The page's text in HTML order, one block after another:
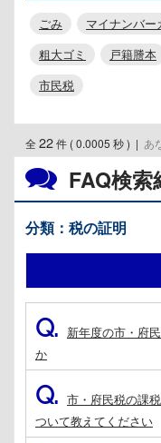
ごみ マイナンバー
粗大ゴミ
戸籍謄本
市民税
FAQ検索
分類：税の証明
全 22件 ( 0.0005 秒 ) | あ
Q. 新年度の市・府
か
Q. 市・府民税の課
ついて教えてください